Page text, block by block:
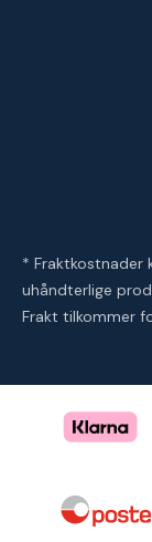
* Fraktkostnader
uhåndterlige
Frakt tilkommer